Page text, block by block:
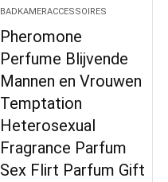
BADKAMERACCESSOIRES
Pheromone
Perfume Blijvende
Mannen en Vrouwen
Temptation
Heterosexual
Fragrance Parfum
Sex Flirt Parfum Gift